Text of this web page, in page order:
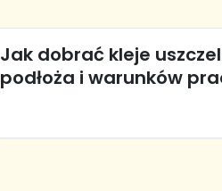
Jak dobrać kleje
podłoża i warunków